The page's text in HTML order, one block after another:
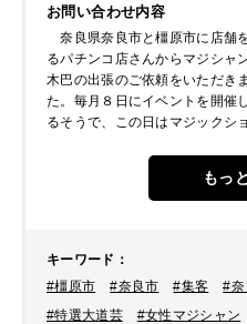
お問い合わせ内容
奈良県奈良市と橿原市に店舗
るパチンコ店さんからマジシャ
木巴の出張のご依頼をいただき
た。毎月８日にイベントを開催
るそうで、この日はマジックシ
もっ
キーワード ：
#橿原市
#奈良市 #集客 #奈
#特選大道芸
#女性マジシャン